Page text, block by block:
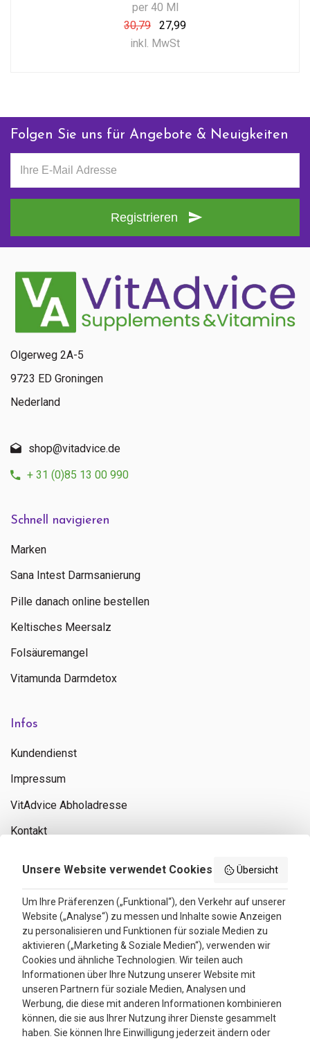
per 40 Ml
30,79
27,99
inkl. MwSt
Folgen Sie uns für Angebote & Neuigkeiten
Registrieren
Schnell navigieren
Marken
Sana Intest Darmsanierung
Pille danach online bestellen
Keltisches Meersalz
Folsäuremangel
Vitamunda Darmdetox
Infos
Kundendienst
Impressum
VitAdvice Abholadresse
Kontakt
Bewertungen
4.3
Google Reviews
Olgerweg 2A-5
9723 ED Groningen
Nederland
shop@vitadvice.de
+ 31 (0)85 13 00 990
Unsere Website verwendet Cookies Übersicht
Um Ihre Präferenzen („Funktional“), den Verkehr auf unserer
Website („Analyse“) zu messen und Inhalte sowie Anzeigen
zu personalisieren und Funktionen für soziale Medien zu
aktivieren („Marketing & Soziale Medien“), verwenden wir
Cookies und ähnliche Technologien. Wir teilen auch
Informationen über Ihre Nutzung unserer Website mit
unseren Partnern für soziale Medien, Analysen und
Werbung, die diese mit anderen Informationen kombinieren
können, die sie aus Ihrer Nutzung ihrer Dienste gesammelt
haben. Sie können Ihre Einwilligung jederzeit ändern oder